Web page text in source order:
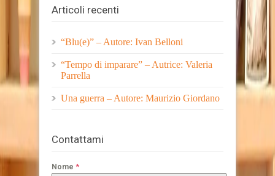
Articoli recenti
“Blu(e)” – Autore: Ivan Belloni
“Tempo di imparare” – Autrice: Valeria
Parrella
Una guerra – Autore: Maurizio Giordano
Contattami
Nome *